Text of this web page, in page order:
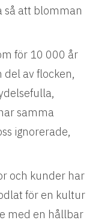
så att blomman
för 10 000 år
del av flocken,
samma
ignorerade,
och kunder har
för en kultur
med en hållbar